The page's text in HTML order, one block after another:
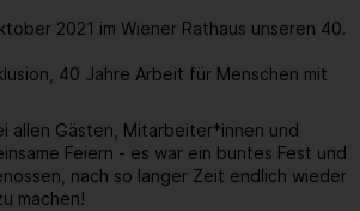
2021 im Wiener Rathaus unseren 40.
40 Jahre Arbeit für Menschen mit
allen Gästen, Mitarbeiter*innen und
Feiern - es war ein buntes Fest und
nach so langer Zeit endlich wieder
machen!